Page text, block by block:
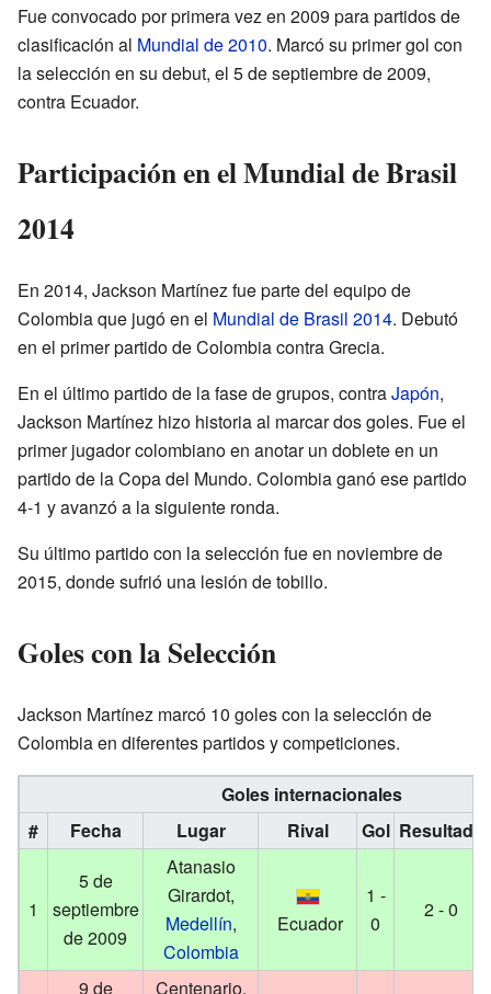
Fue convocado por primera vez en 2009 para partidos de
clasificación al Mundial de 2010. Marcó su primer gol con
la selección en su debut, el 5 de septiembre de 2009,
contra Ecuador.
Participación en el Mundial de Brasil
2014
En 2014, Jackson Martínez fue parte del equipo de
Colombia que jugó en el Mundial de Brasil 2014. Debutó
en el primer partido de Colombia contra Grecia.
En el último partido de la fase de grupos, contraJapón,
Jackson Martínez hizo historia al marcar dos goles. Fue el
primer jugador colombiano en anotar un doblete en un
partido de la Copa del Mundo. Colombia ganó ese partido
4-1 y avanzó a la siguiente ronda.
Su último partido con la selección fue en noviembre de
2015, donde sufrió una lesión de tobillo.
Goles con la Selección
Jackson Martínez marcó 10 goles con la selección de
Colombia en diferentes partidos y competiciones.
Goles internacionales
#
Fecha Lugar Rival Gol Resultado
1
5 de
septiembre
de 2009
Atanasio
Girardot,
Medellín,
Colombia
Ecuador
1 -
0
2 - 0
9 de Centenario,